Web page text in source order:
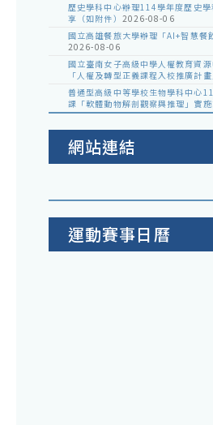
歷史學科中心辦理114學年度歷史
享（如附件） 2026-08-06
國立高雄餐旅大學辦理「AI+智慧餐
2026-08-06
國立臺南女子高級中學人權教育資
「人權及轉型正義課程入校推廣計
普通型高級中等學校生物學科中心
課「軟體動物解剖觀察與推理」實
網站連結
運動賽事日曆